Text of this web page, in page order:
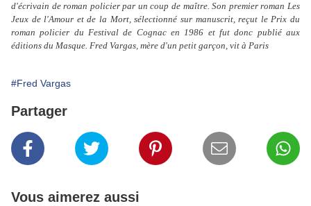
d'écrivain de roman policier par un coup de maître. Son premier roman Les
Jeux de l'Amour et de la Mort, sélectionné sur manuscrit, reçut le Prix du
roman policier du Festival de Cognac en 1986 et fut donc publié aux
éditions du Masque. Fred Vargas, mère d'un petit garçon, vit à Paris
#Fred Vargas
Partager
Vous aimerez aussi